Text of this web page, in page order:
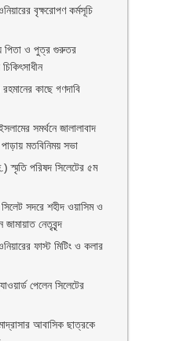
বৃক্ষরোপণ কর্মসূচি
পিতা ও পুত্র গুরুতর
কাছে গণদাবি
সমর্থনে জালালাবাদ
মতবিনিময় সভা
স্মৃতি পরিষদ সিলেটের ৫ম
সিলেট সদরে শহীদ ওয়াসিম ও
নেতৃবৃন্দ
ফাস্ট মিটিং ও কলার
পেলেন সিলেটের
আবাসিক ছাত্রকে